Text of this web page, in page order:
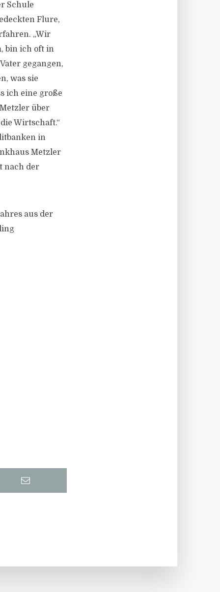
Schule
Flure,
„Wir
bin ich oft in
gegangen,
was sie
ich eine große
über
Wirtschaft.“
in
Metzler
nach der
aus der